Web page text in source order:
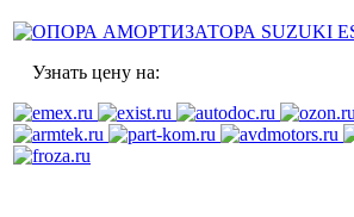
Узнать цену на: